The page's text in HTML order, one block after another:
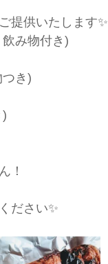
提供いたします✨
み物付き)
き)
！
ださい✨